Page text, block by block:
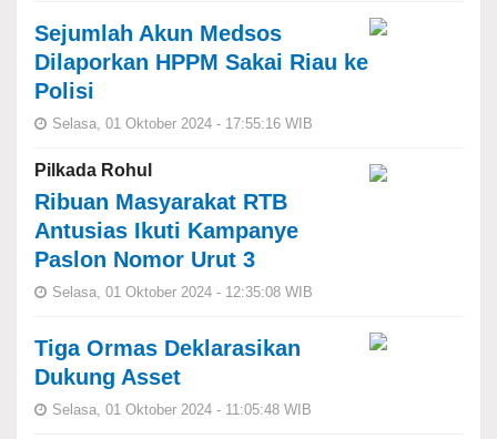
Sejumlah Akun Medsos
Dilaporkan HPPM Sakai Riau ke
Polisi
Selasa, 01 Oktober 2024 - 17:55:16 WIB
Pilkada Rohul
Ribuan Masyarakat RTB
Antusias Ikuti Kampanye
Paslon Nomor Urut 3
Selasa, 01 Oktober 2024 - 12:35:08 WIB
Tiga Ormas Deklarasikan
Dukung Asset
Selasa, 01 Oktober 2024 - 11:05:48 WIB